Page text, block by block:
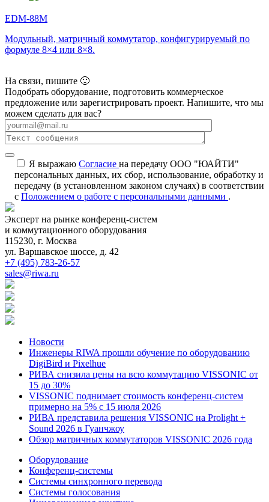
EDM-88M
Модульный, матричный коммутатор, конфигурируемый по
формуле 8×4 или 8×8.
На связи, пишите 🙂
Подобрать оборудование, подготовить коммерческое
предложение или зарегистрировать проект. Напишите, что мы
можем сделать для вас?
Я выражаю Согласие на передачу ООО "ЮАЙТИ"
персональных данных, их сбор, использование, обработку и
передачу (в установленном законом случаях) в соответствии
с Положением о работе с персональными данными .
Эксперт на рынке конференц-систем
и коммутационного оборудования
115230, г. Москва
ул. Варшавское шоссе, д. 42
+7 (495) 783-26-57
sales@riwa.ru
Новости
Инженеры RIWA прошли обучение по оборудованию
DigiBird и Pixelhue
РИВА снизила цены на всю коммутацию VISSONIC от
15 до 30%
VISSONIC поднимает стоимость конференц-систем
примерно на 5% с 15 июля 2026
РИВА представила решения VISSONIC на Prolight +
Sound 2026 в Гуанчжоу
Обзор матричных коммутаторов VISSONIC 2026 года
Оборудование
Конференц-системы
Системы синхронного перевода
Системы голосования